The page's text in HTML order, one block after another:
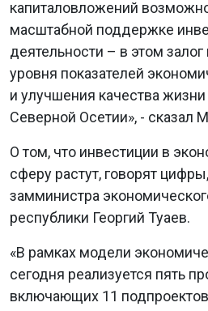
капиталовложений
масштабной поддержке
деятельности – в этом
уровня показателей
и улучшения качества
Северной Осетии», - сказал
О том, что инвестиции в
сферу растут, говорят
замминистра
республики Георгий Туаев.
«В рамках модели
сегодня реализуется пять
включающих 11